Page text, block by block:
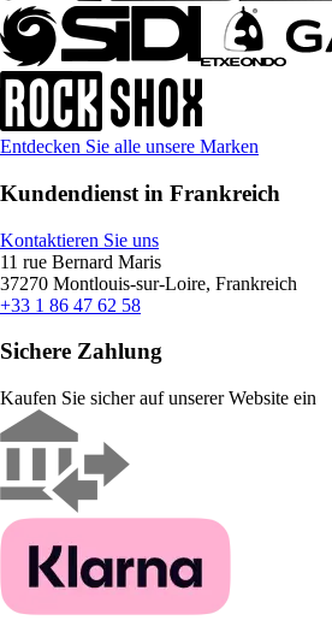
Entdecken Sie alle unsere Marken
Kundendienst in Frankreich
Kontaktieren Sie uns
11 rue Bernard Maris
37270 Montlouis-sur-Loire, Frankreich
+33 1 86 47 62 58
Sichere Zahlung
Kaufen Sie sicher auf unserer Website ein